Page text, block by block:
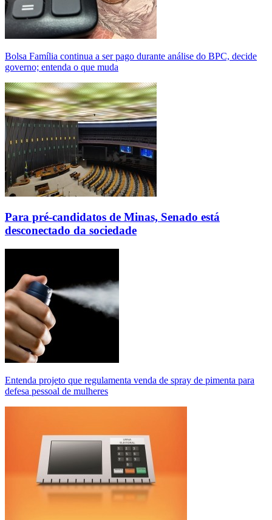
Bolsa Família continua a ser pago durante análise do BPC, decide
governo; entenda o que muda
Para pré-candidatos de Minas, Senado está
desconectado da sociedade
Entenda projeto que regulamenta venda de spray de pimenta para
defesa pessoal de mulheres